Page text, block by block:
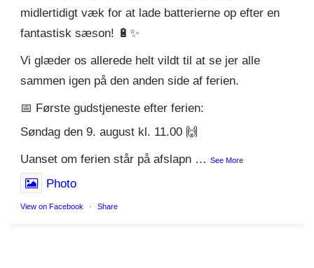
midlertidigt væk for at lade batterierne op efter en
fantastisk sæson! 🔋✨
Vi glæder os allerede helt vildt til at se jer alle
sammen igen på den anden side af ferien.
📅 Første gudstjeneste efter ferien:
Søndag den 9. august kl. 11.00 🙌
Uanset om ferien står på afslapn … See More
Photo
View on Facebook · Share